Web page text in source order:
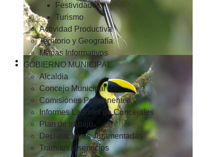
Festividades
Turismo
Actividad Productiva
Territorio y Geografía
Mapas Informativos
GOBIERNO MUNICIPAL
Alcaldia
Concejo Municipal
Comisiones Permanentes
Informes Labores de Concejales
Plan de trabajo
Declaraciones Juramentadas
Tramites y servicios